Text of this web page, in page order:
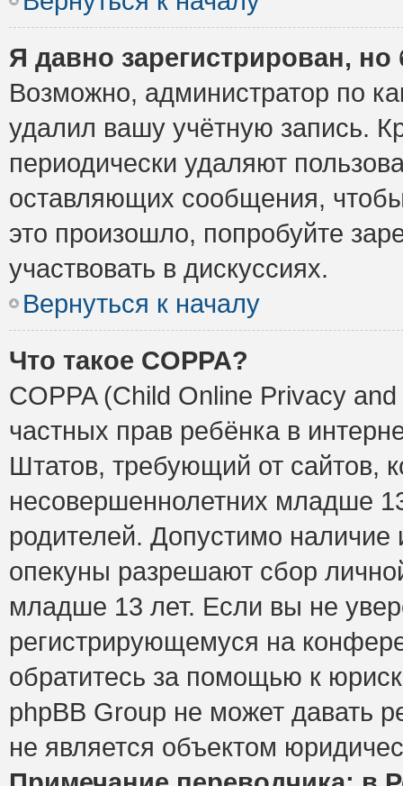
Я давно зарегистрирован,
Возможно, администратор по
удалил вашу учётную запись.
периодически удаляют
оставляющих сообщения,
это произошло, попробуйте
участвовать в дискуссиях.
Вернуться к началу
Что такое COPPA?
COPPA (Child Online Privacy
частных прав ребёнка в
Штатов, требующий от сайтов,
несовершеннолетних младше
родителей. Допустимо наличие
опекуны разрешают сбор
младше 13 лет. Если вы не
регистрирующемуся на
обратитесь за помощью к
phpBB Group не может давать
не является объектом